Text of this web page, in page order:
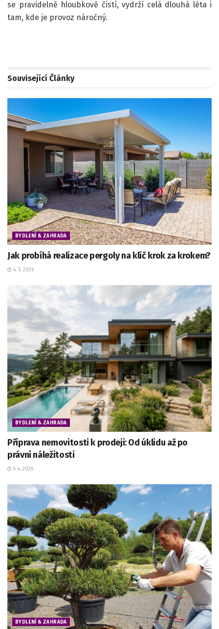
se pravidelně hloubkově čistí, vydrží celá dlouhá léta i
tam, kde je provoz náročný.
Související Články
BYDLENÍ & ZAHRADA
Jak probíhá realizace pergoly na klíč krok za krokem?
4. 5. 2026
BYDLENÍ & ZAHRADA
Příprava nemovitosti k prodeji: Od úklidu až po
právní náležitosti
9. 4. 2026
BYDLENÍ & ZAHRADA